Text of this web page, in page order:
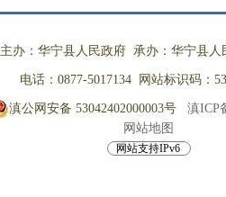
主办：华宁县人民政府 承办：华宁县人
电话：0877-5017134 网站标识码：
滇公网安备 53042402000003号
滇ICP
网站地图
网站支持IPv6